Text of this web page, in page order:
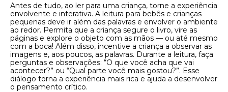
Antes de tudo, ao ler para uma criança, torne a experiência
envolvente e interativa. A leitura para bebês e crianças
pequenas deve ir além das palavras e envolver o ambiente
ao redor. Permita que a criança segure o livro, vire as
páginas e explore o objeto com as mãos — ou até mesmo
com a boca! Além disso, incentive a criança a observar as
imagens e, aos poucos, as palavras. Durante a leitura, faça
perguntas e observações: “O que você acha que vai
acontecer?” ou “Qual parte você mais gostou?”. Esse
diálogo torna a experiência mais rica e ajuda a desenvolver
o pensamento crítico.